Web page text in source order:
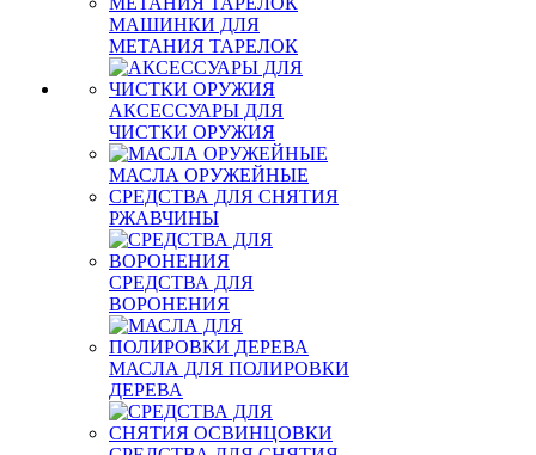
МАШИНКИ ДЛЯ
МЕТАНИЯ ТАРЕЛОК
АКСЕССУАРЫ ДЛЯ
ЧИСТКИ ОРУЖИЯ
МАСЛА ОРУЖЕЙНЫЕ
СРЕДСТВА ДЛЯ СНЯТИЯ
РЖАВЧИНЫ
СРЕДСТВА ДЛЯ
ВОРОНЕНИЯ
МАСЛА ДЛЯ ПОЛИРОВКИ
ДЕРЕВА